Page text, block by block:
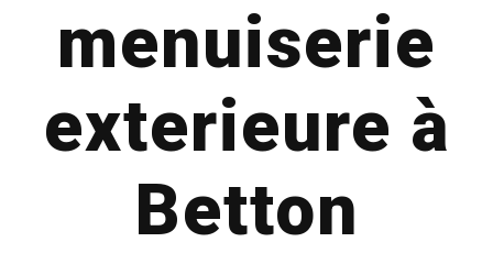
menuiserie
exterieure à
Betton